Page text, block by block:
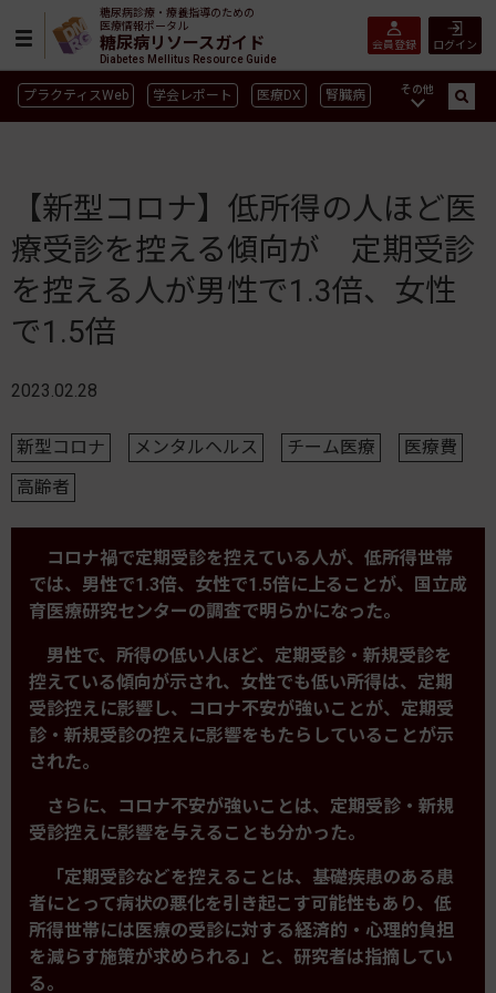
糖尿病診療・療養指導のための
医療情報ポータル
糖尿病リソースガイド
Diabetes Mellitus Resource Guide
ログイン
会員登録
プラクティスWeb 学会レポート 医療DX 腎臓病
インスリン製剤 薬物療法 食事療法 運動療法
合併症 ガイドライン
その他
【新型コロナ】低所得の人ほど医
療受診を控える傾向が 定期受診
を控える人が男性で1.3倍、女性
で1.5倍
2023.02.28
新型コロナ メンタルヘルス チーム医療
医療費
高齢者
コロナ禍で定期受診を控えている人が、低所得世帯
では、男性で1.3倍、女性で1.5倍に上ることが、国立成
育医療研究センターの調査で明らかになった。
男性で、所得の低い人ほど、定期受診・新規受診を
控えている傾向が示され、女性でも低い所得は、定期
受診控えに影響し、コロナ不安が強いことが、定期受
診・新規受診の控えに影響をもたらしていることが示
された。
さらに、コロナ不安が強いことは、定期受診・新規
受診控えに影響を与えることも分かった。
「定期受診などを控えることは、基礎疾患のある患
者にとって病状の悪化を引き起こす可能性もあり、低
所得世帯には医療の受診に対する経済的・心理的負担
を減らす施策が求められる」と、研究者は指摘してい
る。